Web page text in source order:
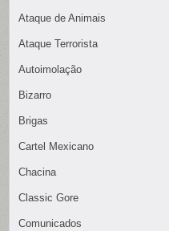
Ataque de Animais
Ataque Terrorista
Autoimolação
Bizarro
Brigas
Cartel Mexicano
Chacina
Classic Gore
Comunicados